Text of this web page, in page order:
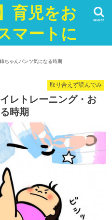
育児をお
マートに
search
ちゃんパンツ気になる時期
取り合えず読んでみ
レトレーニング・お
時期